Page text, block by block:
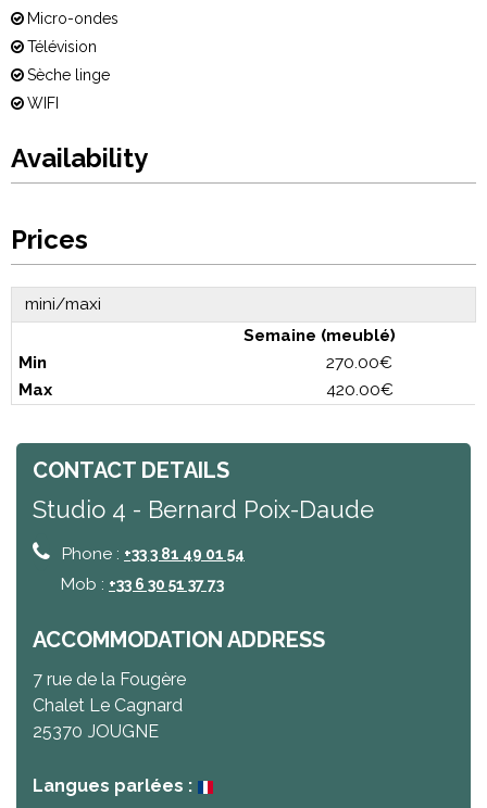
Micro-ondes
Télévision
Sèche linge
WIFI
Availability
Prices
mini/maxi
Semaine (meublé)
270.00€
420.00€
CONTACT DETAILS
Studio 4 - Bernard Poix-Daude
Phone : +33 3 81 49 01 54
Mob : +33 6 30 51 37 73
ACCOMMODATION ADDRESS
7 rue de la Fougère
Chalet Le Cagnard
25370 JOUGNE
Langues parlées :